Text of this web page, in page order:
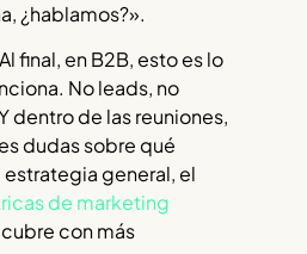
¿hablamos?».
Al final, en B2B, esto es lo
No leads, no
dentro de las reuniones,
dudas sobre qué
general, el
de marketing
con más